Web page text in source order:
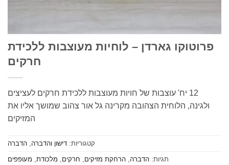
גארדן – לוחיות מעוצבות ללכידת
חרקים
12 יח' עוצבות של חויות מעוצבות ללכידת חרקים לעציצים
הלוחית הצהובה מקרינה גל אור צהוב שמושך אליו את
המזיקים
קטגוריות:דישון והדברה,הדברה
הדברה, הרחקת מזיקים, חרקים, מלכודת ,מעופפים